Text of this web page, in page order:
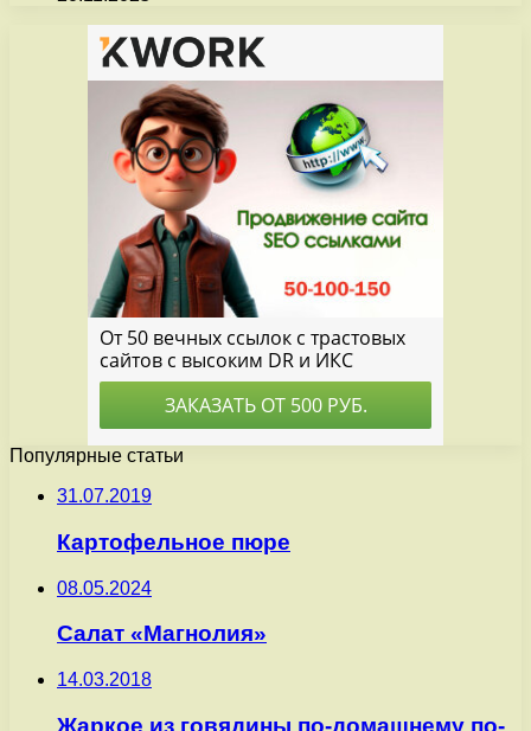
Популярные статьи
31.07.2019
Картофельное пюре
08.05.2024
Салат «Магнолия»
14.03.2018
Жаркое из говядины по-домашнему по-